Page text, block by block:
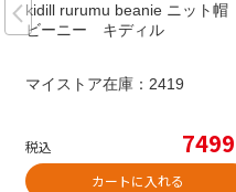
kidill rurumu beanie ニット帽
ビーニー キディル
マイストア在庫： 2419
税込 7499
カートに入れる